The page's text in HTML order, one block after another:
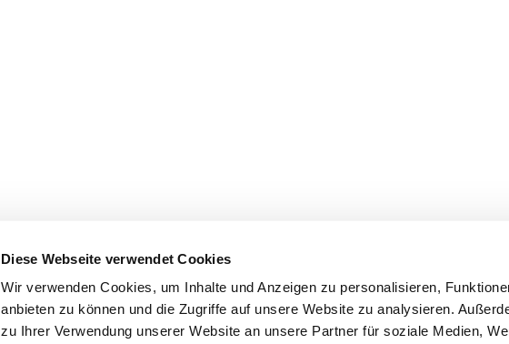
Diese Webseite verwendet Cookies
Wir verwenden Cookies, um Inhalte und Anzeigen zu personalisieren,
anbieten zu können und die Zugriffe auf unsere Website zu analysieren.
zu Ihrer Verwendung unserer Website an unsere Partner für soziale Medien,